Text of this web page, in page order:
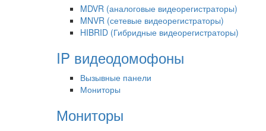
MDVR (аналоговые видеорегистраторы)
MNVR (сетевые видеорегистраторы)
HIBRID (Гибридные видеорегистраторы)
IP видеодомофоны
Вызывные панели
Мониторы
Мониторы